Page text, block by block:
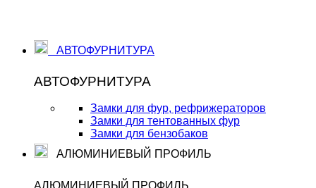
АВТОФУРНИТУРА
АВТОФУРНИТУРА
Замки для фур, рефрижераторов
Замки для тентованных фур
Замки для бензобаков
АЛЮМИНИЕВЫЙ ПРОФИЛЬ
АЛЮМИНИЕВЫЙ ПРОФИЛЬ